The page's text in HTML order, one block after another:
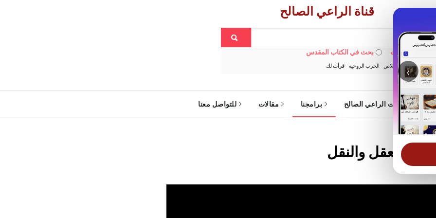
‹
قناة الراعي الصالح
في الويبسايت بحث في الكتاب المقدس
خبزنا اليومي الخلاص الحرب الروحية قرأت لك
خدمات الراعي الصالح برامجنا مقالات للتواصل معنا
بين العقل والنقل